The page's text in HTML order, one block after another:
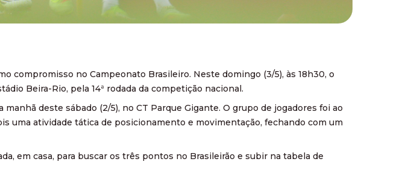
compromisso no Campeonato Brasileiro. Neste domingo (3/5), às 18h30, o
Beira-Rio, pela 14ª rodada da competição nacional.
deste sábado (2/5), no CT Parque Gigante. O grupo de jogadores foi ao
uma atividade tática de posicionamento e movimentação, fechando com um
em casa, para buscar os três pontos no Brasileirão e subir na tabela de